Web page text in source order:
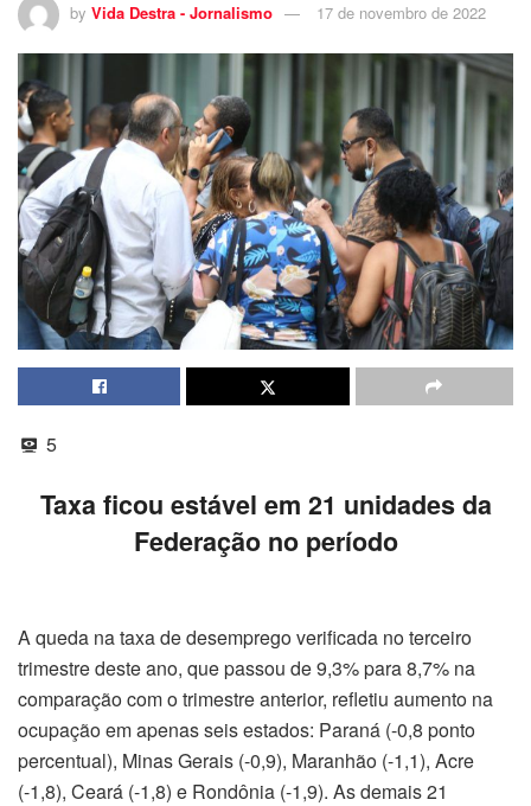
by Vida Destra - Jornalismo 17 de novembro de 2022
5
Taxa ficou estável em 21 unidades da
Federação no período
A queda na taxa de desemprego verificada no terceiro
trimestre deste ano, que passou de 9,3% para 8,7% na
comparação com o trimestre anterior, refletiu aumento na
ocupação em apenas seis estados: Paraná (-0,8 ponto
percentual), Minas Gerais (-0,9), Maranhão (-1,1), Acre
(-1,8), Ceará (-1,8) e Rondônia (-1,9). As demais 21